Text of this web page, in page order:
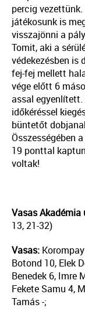
percig
játékosunk is
visszajönni a
Tomit, aki a
védekezésben is
fej-fej mellett
vége előtt 6
assal egyenlített.
időkéréssel
büntetőt
Összességében
19 ponttal
voltak!
Vasas Akadémia
13, 21-32)
Vasas:
Botond 10, Elek
Benedek 6, Imre
Fekete Samu 4,
Tamás -;